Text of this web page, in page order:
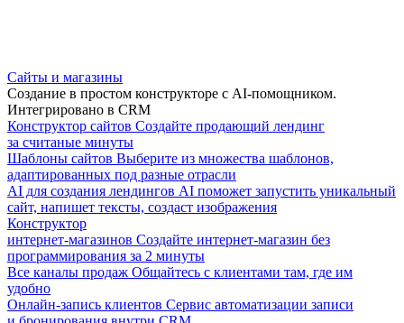
Сайты и магазины
Создание в простом конструкторе с AI-помощником.
Интегрировано в CRM
Конструктор сайтов Создайте продающий лендинг
за считаные минуты
Шаблоны сайтов Выберите из множества шаблонов,
адаптированных под разные отрасли
AI для создания лендингов AI поможет запустить уникальный
сайт, напишет тексты, создаст изображения
Конструктор
интернет-магазинов Создайте интернет-магазин без
программирования за 2 минуты
Все каналы продаж Общайтесь с клиентами там, где им
удобно
Онлайн-запись клиентов Сервис автоматизации записи